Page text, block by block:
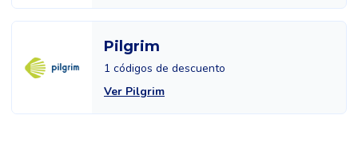
Pilgrim
1 códigos de descuento
Ver Pilgrim